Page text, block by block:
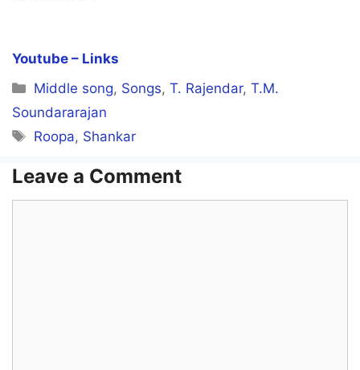
Youtube – Links
Categories
Middle song, Songs,T. Rajendar,T.M.
Soundararajan
Tags
Roopa, Shankar
Leave a Comment